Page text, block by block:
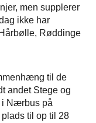
men supplerer
ikke har
Røddinge
til de
andet Stege og
i Nærbus på
til op til 28